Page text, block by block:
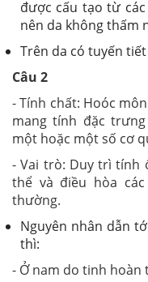
được cấu tạo từ
nên da không thấm
Trên da có tuyến
Câu 2
- Tính chất: Hoóc
mang tính đặc
một hoặc một số cơ
- Vai trò: Duy trì tính
thể và điều hòa
thường.
Nguyên nhân dẫn
thì:
- Ở nam do tinh